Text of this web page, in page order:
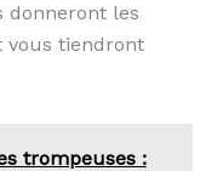
donneront les
vous tiendront
trompeuses :